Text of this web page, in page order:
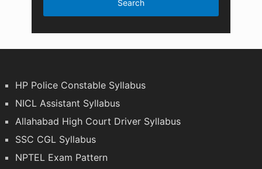
HP Police Constable Syllabus
NICL Assistant Syllabus
Allahabad High Court Driver Syllabus
SSC CGL Syllabus
NPTEL Exam Pattern